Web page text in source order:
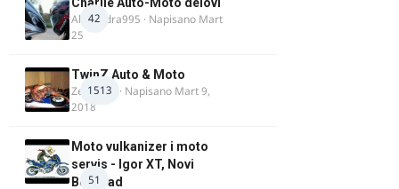
42
Alexandra995 · Napisano Mart
25
1513
TwinZ Auto & Moto
Zeljkamp · Napisano Mart 9,
2018
51
Moto vulkanizer i moto
servis - Igor XT, Novi
Beograd